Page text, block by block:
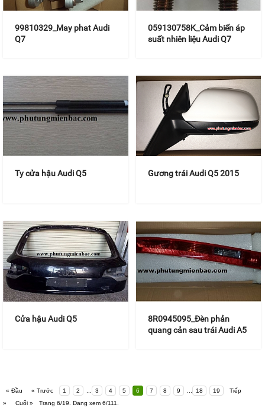
99810329_May phat Audi
Q7
059130758K_Cảm biến áp
suất nhiên liệu Audi Q7
Ty cửa hậu Audi Q5 Gương trái Audi Q5 2015
Cửa hậu Audi Q5
8R0945095_Đèn phản
quang cản sau trái Audi A5
« Đầu « Trước 1 2 3 4 5 6 7 8 9 18 19
Tiếp
»
Cuối » Trang 6/19. Đang xem 6/111.